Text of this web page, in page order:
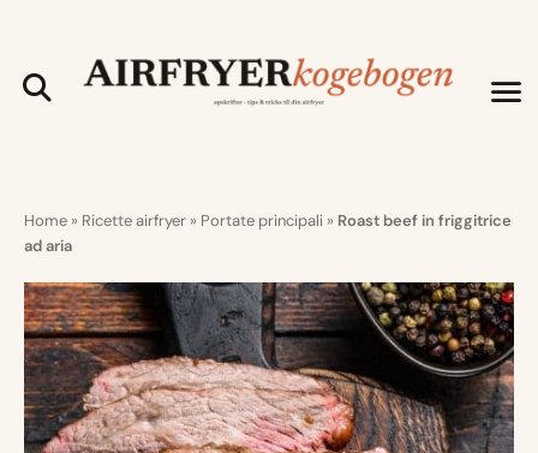
Home » Ricette airfryer » Portate principali » Roast beef in friggitrice
ad aria